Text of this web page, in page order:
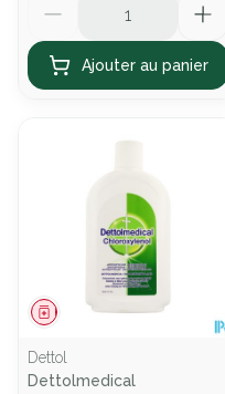
Ajouter au panier
Médicament
Dettol
Dettolmedical